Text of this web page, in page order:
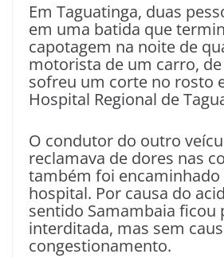
Em Taguatinga, duas
em uma batida que
capotagem na noite de
motorista de um carro, de
sofreu um corte no rosto
Hospital Regional de
O condutor do outro
reclamava de dores nas
também foi
hospital. Por causa do
sentido Samambaia ficou
interditada, mas sem
congestionamento.